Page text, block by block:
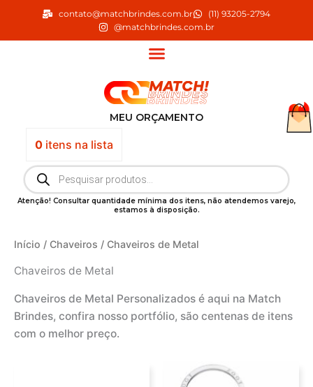
o
contato@matchbrindes.com.br
(11) 93205-2794
@matchbrindes.com.br
MEU ORÇAMENTO
0itens na lista
Pesquisar
produtos
Atenção! Consultar quantidade mínima dos itens, não atendemos varejo,
estamos à disposição.
Início / Chaveiros / Chaveiros de Metal
Chaveiros de Metal
Chaveiros de Metal Personalizados é aqui na Match
Brindes, confira nosso portfólio, são centenas de itens
com o melhor preço.